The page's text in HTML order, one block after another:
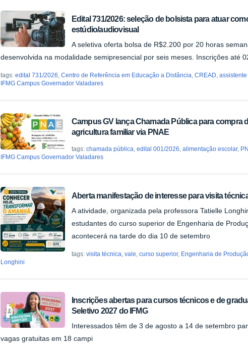
Edital 731/2026: seleção de bolsista para atuar
estúdio/audiovisual
A seletiva oferta bolsa de R$2.200 por 20 horas
desenvolvida na modalidade semipresencial por seis meses. Inscrições até
tags:edital 731/2026,Centro de Referência em Educação a Distância,CREAD,
IFMG Campus Governador Valadares
Campus GV lança Chamada Pública para compra
agricultura familiar via PNAE
tags: chamada pública, edital 001/2026, alimentação escolar,
IFMG Campus Governador Valadares
Aberta manifestação de interesse para visita
A atividade, organizada pela professora Tatielle
estudantes do curso superior de Engenharia de
acontecerá na tarde do dia 10 de setembro
tags: visita técnica vale curso superior, Engenharia de
Longhini
Inscrições abertas para cursos técnicos e de
Seletivo 2027 do IFMG
Interessados têm de 3 de agosto a 14 de setembro
vagas gratuitas em 18 campi